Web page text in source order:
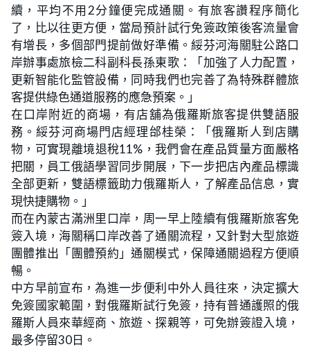
續，平均不用2分鐘便完成通關。有旅客讚程序簡化
了，比以往更方便，當局預計試行免簽政策後客流量會
有增長，多個部門提前做好準備。綏芬河海關駐公路口
岸辦事處旅檢二科副科長孫東歌：「加強了人力配置，
更新智能化監管設備，同時我們也完善了為特殊群體旅
客提供綠色通道服務的應急預案。」
在口岸附近的商場，有店舖為俄羅斯旅客提供雙語服
務。綏芬河商場門店經理邰桂榮：「俄羅斯人到店購
物，可實現離境退稅11%，我們會在產品質量方面嚴格
把關，員工俄語學習同步開展，下一步把店內產品標識
全部更新，雙語標籤助力俄羅斯人，了解產品信息，實
現快捷購物。」
而在內蒙古滿洲里口岸，周一早上陸續有俄羅斯旅客免
簽入境，海關稱口岸改善了通關流程，又針對大型旅遊
團體推出「團體預約」通關模式，保障通關過程方便順
暢。
中方早前宣布，為進一步便利中外人員往來，決定擴大
免簽國家範圍，對俄羅斯試行免簽，持有普通護照的俄
羅斯人員來華經商、旅遊、探親等，可免辦簽證入境，
最多停留30日。